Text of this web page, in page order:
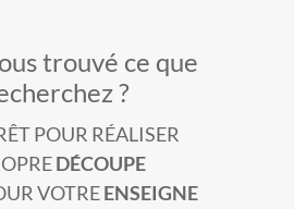
trouvé ce que
?
POUR RÉALISER
DÉCOUPE
VOTREENSEIGNE